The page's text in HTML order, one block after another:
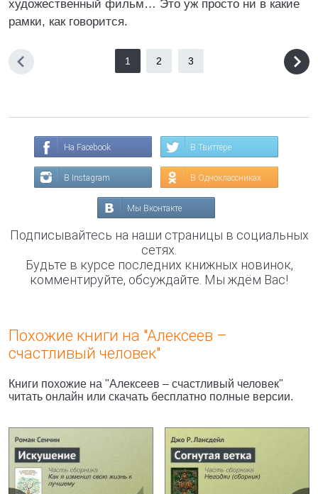
художественный фильм… Это уж просто ни в какие
рамки, как говорится.
1 2 3
На Facebook В Твиттере
В Instagram В Одноклассниках
Мы Вконтакте
Подписывайтесь на наши страницы в социальных
сетях.
Будьте в курсе последних книжных новинок,
комментируйте, обсуждайте. Мы ждём Вас!
Похожие книги на "Алексеев –
счастливый человек"
Книги похожие на "Алексеев – счастливый человек"
читать онлайн или скачать бесплатно полные версии.